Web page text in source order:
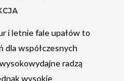
i letnie fale upałów to
dla współczesnych
radzą
wysokie